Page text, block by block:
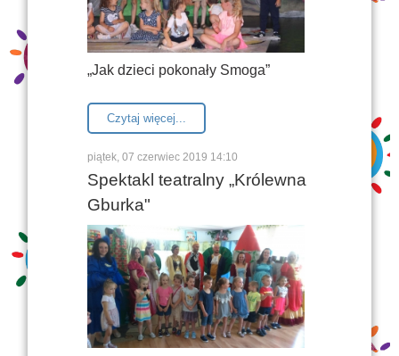
„Jak dzieci pokonały Smoga”
Czytaj więcej...
piątek, 07 czerwiec 2019 14:10
Spektakl teatralny „Królewna
Gburka"